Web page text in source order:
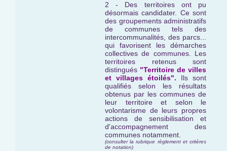
2 - Des territoires ont pu
désormais candidater. Ce sont
des groupements administratifs
de communes tels des
intercommunalités, des parcs...
qui favorisent les démarches
collectives de communes. Les
territoires retenus sont
distingués "Territoire de villes
et villages étoilés". Ils sont
qualifiés selon les résultats
obtenus par les communes de
leur territoire et selon le
volontarisme de leurs propres
actions de sensibilisation et
d'accompagnement des
communes notamment.
(consulter la rubrique règlement et critères
de notation)